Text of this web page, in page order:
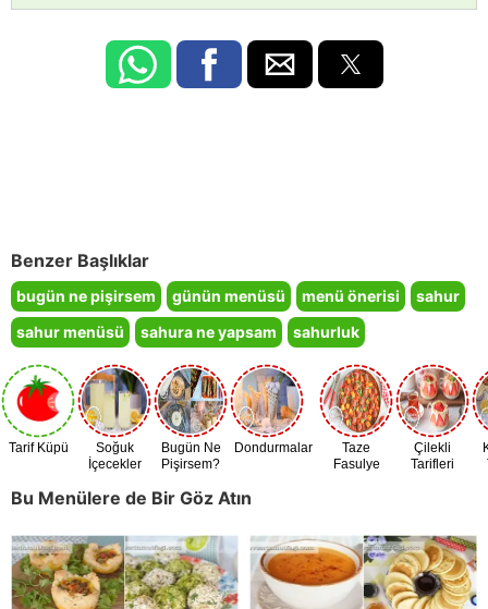
Benzer Başlıklar
bugün ne pişirsem günün menüsü menü önerisi
sahur
sahur menüsü
sahura ne yapsam sahurluk
Tarif Küpü
Soğuk
İçecekler
Bugün Ne
Pişirsem?
Dondurmalar
Taze
Fasulye
Çilekli
Tarifleri
Bu Menülere de Bir Göz Atın